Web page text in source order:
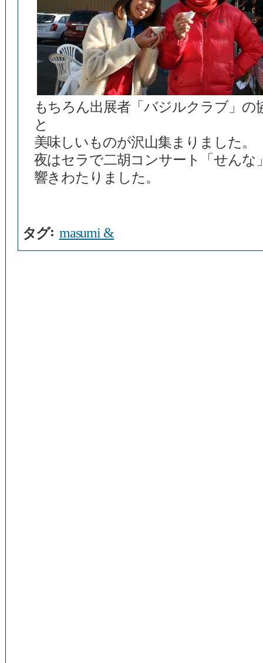
もちろん出展者「バジルクラブ」
と
美味しいものが沢山集まりました。
夜はセラで二胡コンサート「せんな
響きわたりました。
タグ: masumi &